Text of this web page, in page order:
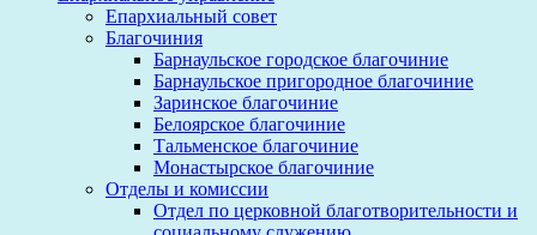
Епархиальный совет
Благочиния
Барнаульское городское благочиние
Барнаульское пригородное благочиние
Заринское благочиние
Белоярское благочиние
Тальменское благочиние
Монастырское благочиние
Отделы и комиссии
Отдел по церковной благотворительности и